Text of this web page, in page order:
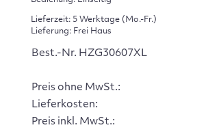
Lieferzeit: 5 Werktage (Mo.-Fr.)
Lieferung: Frei Haus
Best.-Nr. HZG30607XL
Preis ohne MwSt.:
Lieferkosten:
Preis inkl. MwSt.: